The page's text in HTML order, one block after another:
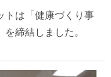
トは「健康づくり事
締結しました。